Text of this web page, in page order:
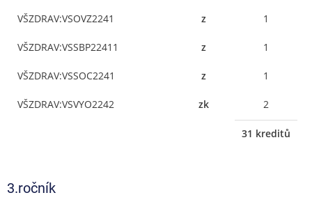
VŠZDRAV:VSOVZ2241 z 1
VŠZDRAV:VSSBP22411 z 1
VŠZDRAV:VSSOC2241 z 1
VŠZDRAV:VSVYO2242 zk 2
31 kreditů
3.ročník